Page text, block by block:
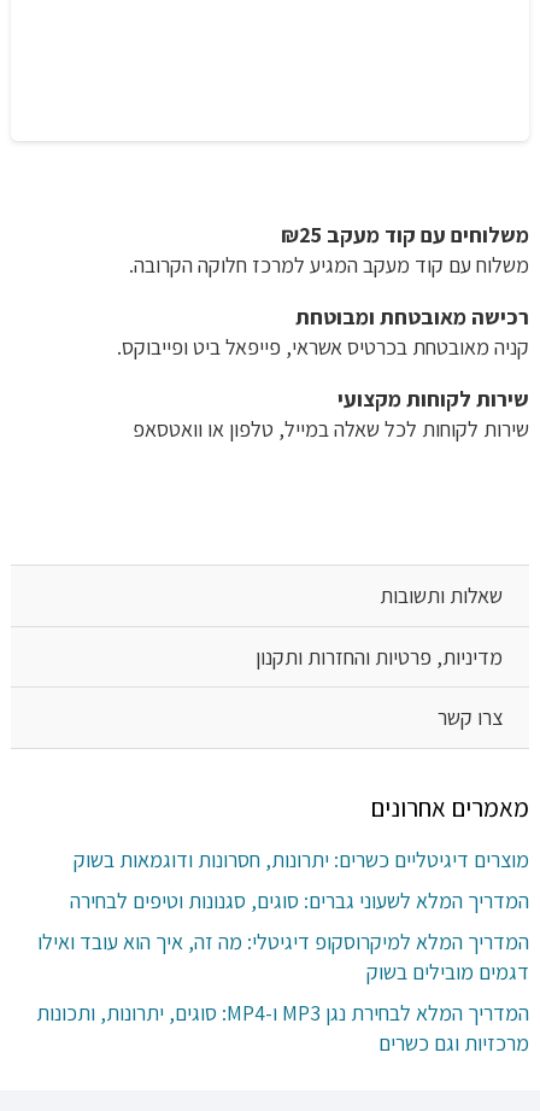
משלוחים עם קוד מעקב ₪25
משלוח​ עם קוד מעקב המגיע למרכז חלוקה הקרובה.
רכישה​ ​מאובטחת ומבוטחת
קניה מאובטחת בכרטיס אשראי, פייפאל ביט ופייבוקס.
שירות לקוחות מקצועי
שירות לקוחות לכל שאלה במייל, טלפון או וואטסאפ
שאלות ותשובות
מדיניות, פרטיות והחזרות ותקנון
צרו קשר
מאמרים אחרונים
מוצרים דיגיטליים כשרים: יתרונות, חסרונות ודוגמאות בשוק
המדריך המלא לשעוני גברים: סוגים, סגנונות וטיפים לבחירה
המדריך המלא למיקרוסקופ דיגיטלי: מה זה, איך הוא עובד ואילו
דגמים מובילים בשוק
המדריך המלא לבחירת נגן MP3 ו-MP4: סוגים, יתרונות, ותכונות
מרכזיות וגם כשרים